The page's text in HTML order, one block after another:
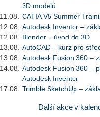
3D modelů
11.08.
CATIA V5 Summer
12.08.
Autodesk Inventor –
12.08.
Blender – úvod do 3D
13.08.
AutoCAD – kurz pro
13.08.
Autodesk Fusion 360 –
14.08.
Autodesk Fusion 360 –
Autodesk Inventor
17.08.
Trimble SketchUp –
Další akce v